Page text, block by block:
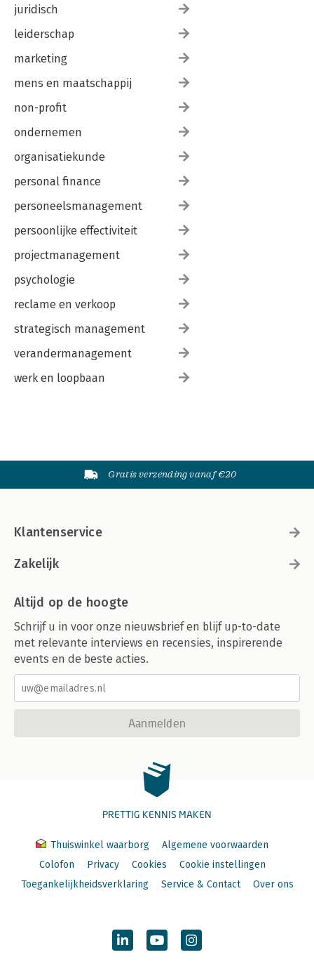
juridisch
leiderschap
marketing
mens en maatschappij
non-profit
ondernemen
organisatiekunde
personal finance
personeelsmanagement
persoonlijke effectiviteit
projectmanagement
psychologie
reclame en verkoop
strategisch management
verandermanagement
werk en loopbaan
Gratis verzending vanaf €20
Klantenservice
Zakelijk
Altijd op de hoogte
Schrijf u in voor onze nieuwsbrief en blijf up-to-date
met relevante interviews en recensies, inspirerende
events en de beste acties.
Aanmelden
PRETTIG KENNIS MAKEN
Thuiswinkel waarborg
Algemene voorwaarden
Colofon
Privacy Cookies
Cookie instellingen
Toegankelijkheidsverklaring
Service & Contact Over ons